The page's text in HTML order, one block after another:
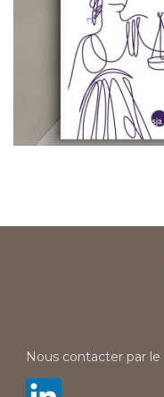
Nous contacter par le